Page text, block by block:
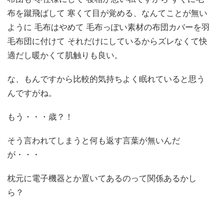
布を蹴飛ばして 寒くて目が覚める、なんてことが無い
ように 毛布はやめて 毛布っぽい素材の布団カバーを羽
毛布団に付けて それだけにしているからズレなくて快
適だし暖かくて肌触りも良い。
な、もんですから比較的気持ちよく眠れていると思う
んですがね。
もう・・・歳？！
そう言われてしまうと何も返す言葉が無いんだ
が・・・
枕元に電子機器とか置いてあるのって関係あるかし
ら？